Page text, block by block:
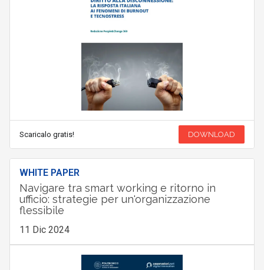
Scaricalo gratis! DOWNLOAD
WHITE PAPER
Navigare tra smart working e ritorno in
ufficio: strategie per un'organizzazione
flessibile
11 Dic 2024